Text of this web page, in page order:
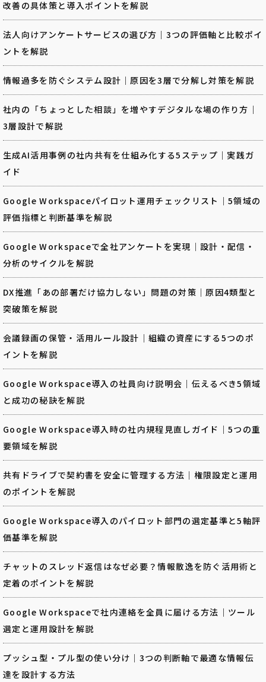
改善の具体策と導入ポイントを解説
法人向けアンケートサービスの選び方｜3つの評価軸と比較ポイ
ントを解説
情報過多を防ぐシステム設計｜原因を3層で分解し対策を解説
社内の「ちょっとした相談」を増やすデジタルな場の作り方｜
3層設計で解説
生成AI活用事例の社内共有を仕組み化する5ステップ｜実践ガ
イド
Google Workspaceパイロット運用チェックリスト｜5領域の
評価指標と判断基準を解説
Google Workspaceで全社アンケートを実現｜設計・配信・
分析のサイクルを解説
DX推進「あの部署だけ協力しない」問題の対策｜原因4類型と
突破策を解説
会議録画の保管・活用ルール設計｜組織の資産にする5つのポ
イントを解説
Google Workspace導入の社員向け説明会｜伝えるべき5領域
と成功の秘訣を解説
Google Workspace導入時の社内規程見直しガイド｜5つの重
要領域を解説
共有ドライブで契約書を安全に管理する方法｜権限設定と運用
のポイントを解説
Google Workspace導入のパイロット部門の選定基準と5軸評
価基準を解説
チャットのスレッド返信はなぜ必要？情報散逸を防ぐ活用術と
定着のポイントを解説
Google Workspaceで社内連絡を全員に届ける方法｜ツール
選定と運用設計を解説
プッシュ型・プル型の使い分け｜3つの判断軸で最適な情報伝
達を設計する方法